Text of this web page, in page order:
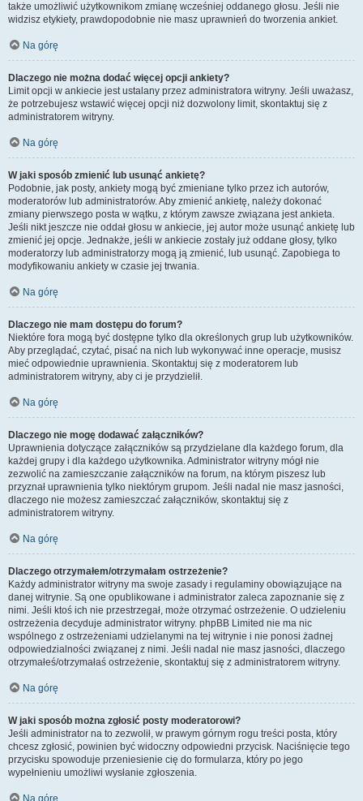
także umożliwić użytkownikom zmianę wcześniej oddanego głosu. Jeśli nie
widzisz etykiety, prawdopodobnie nie masz uprawnień do tworzenia ankiet.
Na górę
Dlaczego nie można dodać więcej opcji ankiety?
Limit opcji w ankiecie jest ustalany przez administratora witryny. Jeśli uważasz,
że potrzebujesz wstawić więcej opcji niż dozwolony limit, skontaktuj się z
administratorem witryny.
Na górę
W jaki sposób zmienić lub usunąć ankietę?
Podobnie, jak posty, ankiety mogą być zmieniane tylko przez ich autorów,
moderatorów lub administratorów. Aby zmienić ankietę, należy dokonać
zmiany pierwszego posta w wątku, z którym zawsze związana jest ankieta.
Jeśli nikt jeszcze nie oddał głosu w ankiecie, jej autor może usunąć ankietę lub
zmienić jej opcje. Jednakże, jeśli w ankiecie zostały już oddane głosy, tylko
moderatorzy lub administratorzy mogą ją zmienić, lub usunąć. Zapobiega to
modyfikowaniu ankiety w czasie jej trwania.
Na górę
Dlaczego nie mam dostępu do forum?
Niektóre fora mogą być dostępne tylko dla określonych grup lub użytkowników.
Aby przeglądać, czytać, pisać na nich lub wykonywać inne operacje, musisz
mieć odpowiednie uprawnienia. Skontaktuj się z moderatorem lub
administratorem witryny, aby ci je przydzielił.
Na górę
Dlaczego nie mogę dodawać załączników?
Uprawnienia dotyczące załączników są przydzielane dla każdego forum, dla
każdej grupy i dla każdego użytkownika. Administrator witryny mógł nie
zezwolić na zamieszczanie załączników na forum, na którym piszesz lub
przyznał uprawnienia tylko niektórym grupom. Jeśli nadal nie masz jasności,
dlaczego nie możesz zamieszczać załączników, skontaktuj się z
administratorem witryny.
Na górę
Dlaczego otrzymałem/otrzymałam ostrzeżenie?
Każdy administrator witryny ma swoje zasady i regulaminy obowiązujące na
danej witrynie. Są one opublikowane i administrator zaleca zapoznanie się z
nimi. Jeśli ktoś ich nie przestrzegał, może otrzymać ostrzeżenie. O udzieleniu
ostrzeżenia decyduje administrator witryny. phpBB Limited nie ma nic
wspólnego z ostrzeżeniami udzielanymi na tej witrynie i nie ponosi żadnej
odpowiedzialności związanej z nimi. Jeśli nadal nie masz jasności, dlaczego
otrzymałeś/otrzymałaś ostrzeżenie, skontaktuj się z administratorem witryny.
Na górę
W jaki sposób można zgłosić posty moderatorowi?
Jeśli administrator na to zezwolił, w prawym górnym rogu treści posta, który
chcesz zgłosić, powinien być widoczny odpowiedni przycisk. Naciśnięcie tego
przycisku spowoduje przeniesienie cię do formularza, który po jego
wypełnieniu umożliwi wysłanie zgłoszenia.
Na górę